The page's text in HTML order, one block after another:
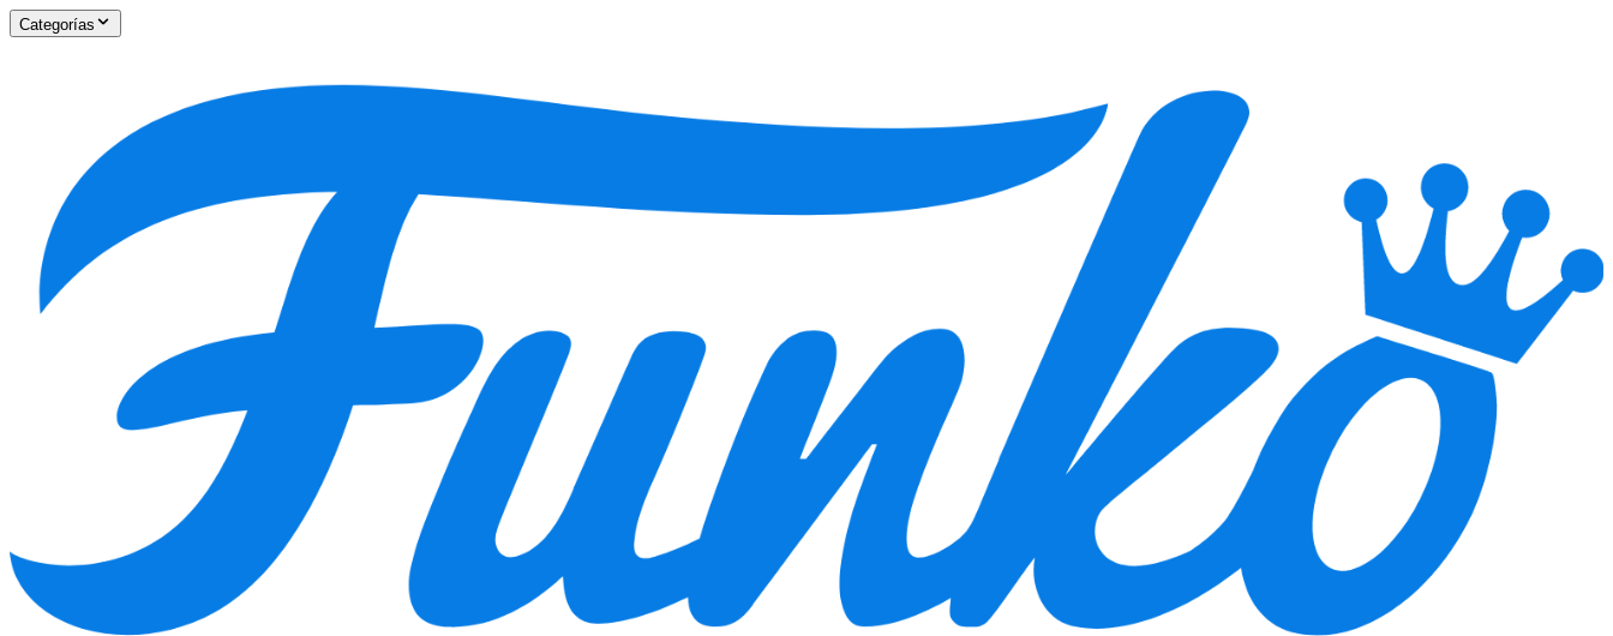
Categorías